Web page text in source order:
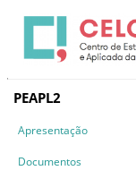
PEAPL2
Apresentação
Documentos